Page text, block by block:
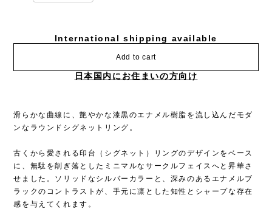
International shipping available
Add to cart
日本国内にお住まいの方向け
滑らかな曲線に、艶やかな漆黒のエナメル樹脂を流し込んだモダ
ンなラウンドシグネットリング。
古くから愛される印台（シグネット）リングのデザインをベース
に、無駄を削ぎ落としたミニマルなサークルフェイスへと昇華さ
せました。ソリッドなシルバーカラーと、深みのあるエナメルブ
ラックのコントラストが、手元に凛とした知性とシャープな存在
感を与えてくれます。